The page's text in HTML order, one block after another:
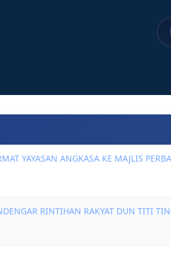
YAYASAN ANGKASA KE MAJLIS
RINTIHAN RAKYAT DUN TITI